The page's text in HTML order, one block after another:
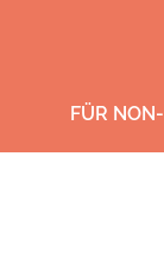
FÜR